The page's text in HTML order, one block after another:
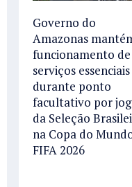
Governo do
Amazonas
funcionamento de
serviços essenciais
durante ponto
facultativo por
da Seleção
na Copa do
FIFA 2026